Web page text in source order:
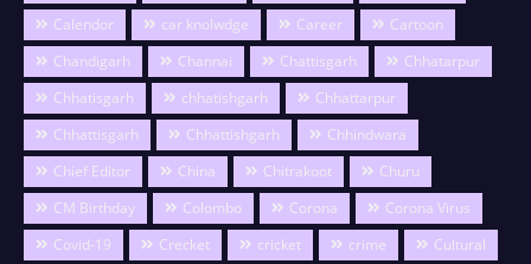
Calendor
car knolwdge Career
Cartoon
Chandigarh
Channai Chattisgarh
Chhatarpur
Chhatisgarh
chhatishgarh
Chhattarpur
Chhattisgarh
Chhattishgarh
Chhindwara
Chief Editor
China Chitrakoot
Churu
CM Birthday
Colombo Corona
Corona Virus
Covid-19
Crecket cricket crime
Cultural